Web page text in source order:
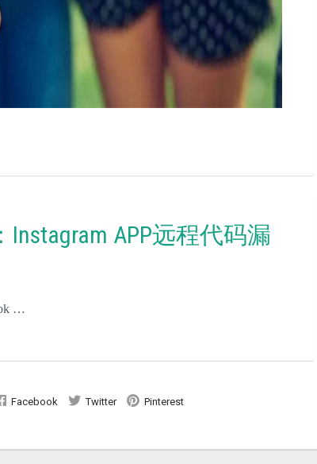
Instagram APP远程代码漏
…
Facebook Twitter Pinterest